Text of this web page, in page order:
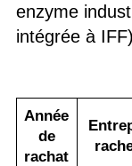
enzyme
intégrée à
‍Année
de
rachat